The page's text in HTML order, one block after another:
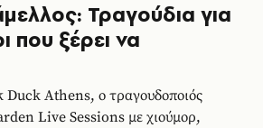
Τραγούδια για
που ξέρει να
Athens, ο τραγουδοποιός
Live Sessions με χιούμορ,